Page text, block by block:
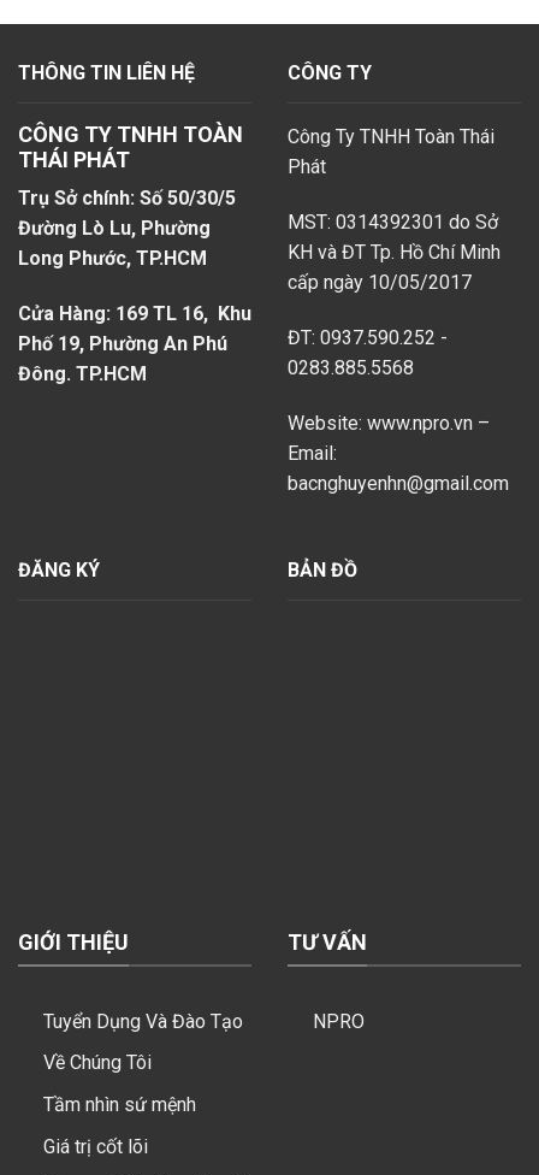
THÔNG TIN LIÊN HỆ
CÔNG TY TNHH TOÀN
THÁI PHÁT
Trụ Sở chính: Số 50/30/5
Đường Lò Lu, Phường
Long Phước, TP.HCM
Cửa Hàng: 169 TL 16, Khu
Phố 19, Phường An Phú
Đông. TP.HCM
CÔNG TY
Công Ty TNHH Toàn Thái
Phát
MST: 0314392301 do Sở
KH và ĐT Tp. Hồ Chí Minh
cấp ngày 10/05/2017
ĐT: 0937.590.252 -
0283.885.5568
Website: www.npro.vn –
Email:
bacnghuyenhn@gmail.com
ĐĂNG KÝ BẢN ĐỒ
GIỚI THIỆU
Tuyển Dụng Và Đào Tạo
Về Chúng Tôi
Tầm nhìn sứ mệnh
Giá trị cốt lõi
TƯ VẤN
NPRO